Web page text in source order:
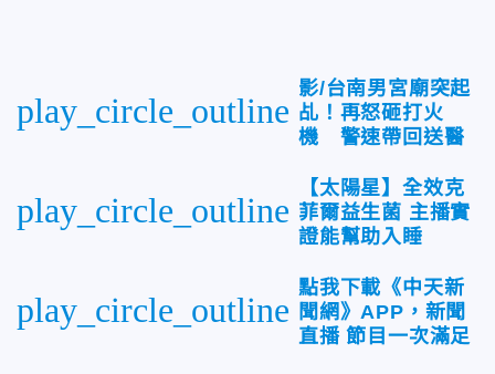
play_circle_outline
影/台南男宮廟突起
乩！再怒砸打火
機 警速帶回送醫
play_circle_outline
【太陽星】全效克
菲爾益生菌 主播實
證能幫助入睡
play_circle_outline
點我下載《中天新
聞網》APP，新聞
直播 節目一次滿足